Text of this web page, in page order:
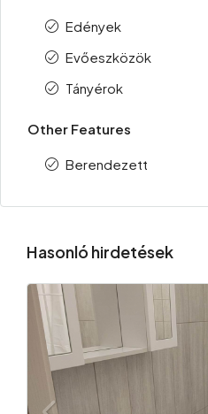
Edények
Evőeszközök
Tányérok
Other Features
Berendezett
Hasonló hirdetések